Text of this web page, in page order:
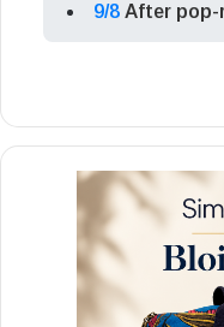
9/8 After pop-